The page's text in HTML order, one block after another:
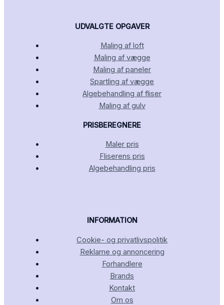
UDVALGTE OPGAVER
Maling af loft
Maling af vægge
Maling af paneler
Spartling af vægge
Algebehandling af fliser
Maling af gulv
PRISBEREGNERE
Maler pris
Fliserens pris
Algebehandling pris
INFORMATION
Cookie- og privatlivspolitik
Reklame og annoncering
Forhandlere
Brands
Kontakt
Om os